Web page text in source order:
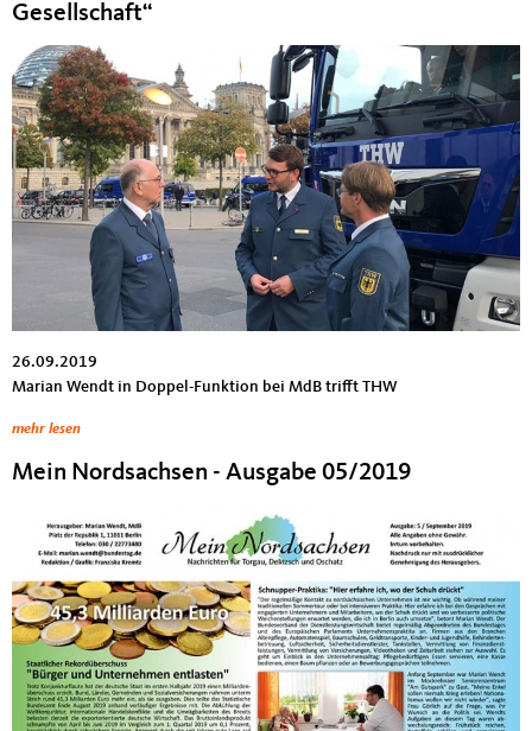
Gesellschaft“
26.09.2019
Marian Wendt in Doppel-Funktion bei MdB trifft THW
mehr lesen
Mein Nordsachsen - Ausgabe 05/2019